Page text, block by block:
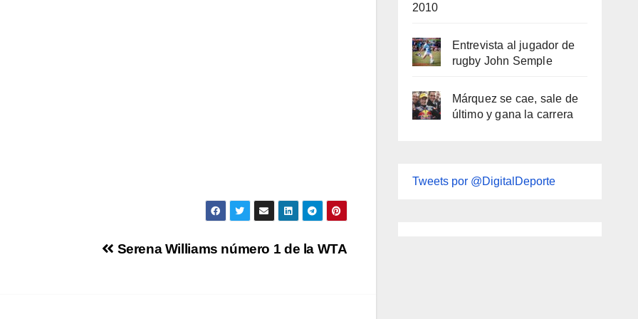
Serena Williams número 1 de la WTA
2010
Entrevista al jugador de
rugby John Semple
Márquez se cae, sale de
último y gana la carrera
Tweets por @DigitalDeporte